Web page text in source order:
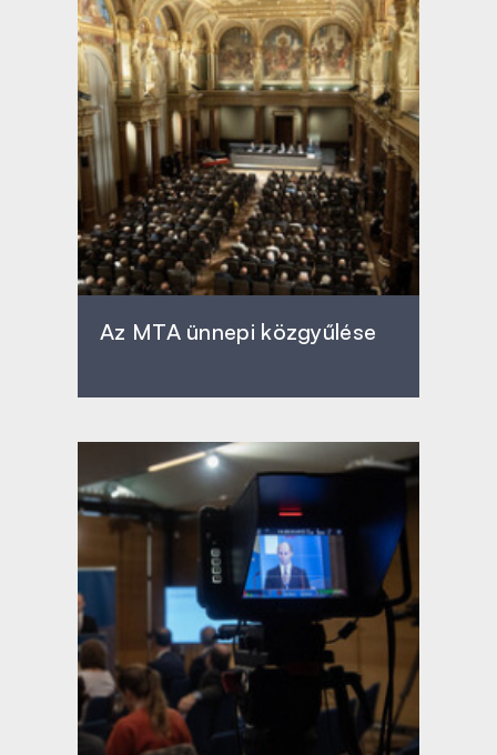
Az MTA ünnepi közgyűlése